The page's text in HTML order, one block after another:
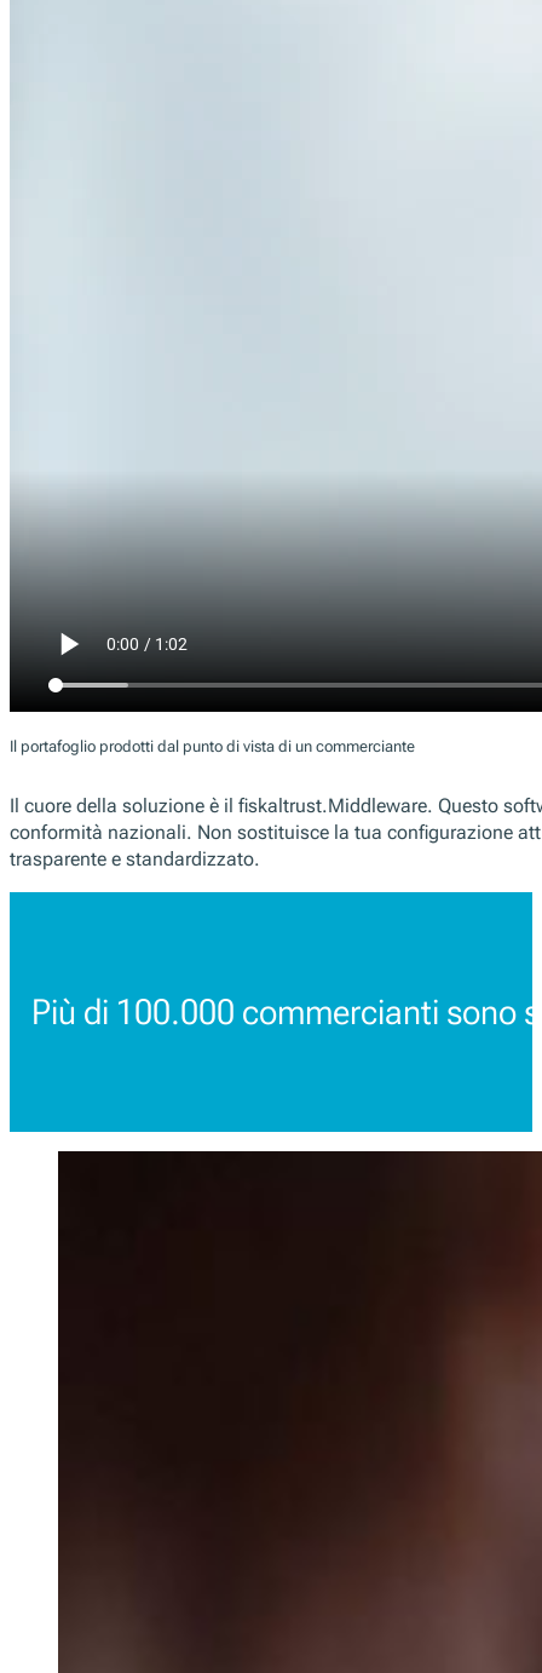
Il portafoglio prodotti dal punto di vista di un commerciante
Il cuore della soluzione è il fiskaltrust.Middleware. Questo
conformità nazionali. Non sostituisce la tua configurazione
trasparente e standardizzato.
Più di 100.000 commercianti sono